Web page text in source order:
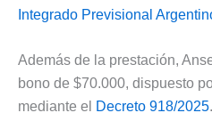
Integrado Previsional
Además de la prestación,
bono de $70.000, dispuesto
mediante el
Decreto 918/2025